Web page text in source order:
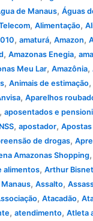
de Manaus,Águas
,Alimentação,
,amaturá,Amazon,
,Amazonas Enegia,
Meu Lar,Amazônia,
,Animais de estimação
,Aparelhos
,aposentados e
,apostador,Apostas
de drogas,
Amazonas Shopping
alimentos,Arthur
,Assalto,
,Atacadão,
,atendimento,Atleta